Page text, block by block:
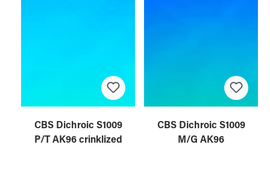
CBS Dichroic S1009
P/T AK96 crinklized
CBS Dichroic S1009
M/G AK96